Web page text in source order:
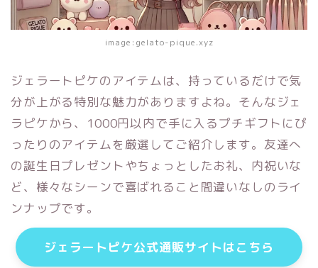
image:gelato-pique.xyz
ジェラートピケのアイテムは、持っているだけで気
分が上がる特別な魅力がありますよね。そんなジェ
ラピケから、1000円以内で手に入るプチギフトにぴ
ったりのアイテムを厳選してご紹介します。友達へ
の誕生日プレゼントやちょっとしたお礼、内祝いな
ど、様々なシーンで喜ばれること間違いなしのライ
ンナップです。
ジェラートピケ公式通販サイトはこちら